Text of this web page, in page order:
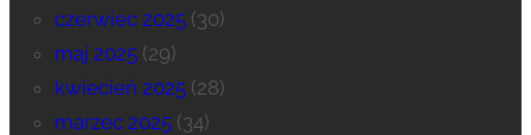
czerwiec 2025(30)
maj 2025(29)
kwiecień 2025(28)
marzec 2025(34)